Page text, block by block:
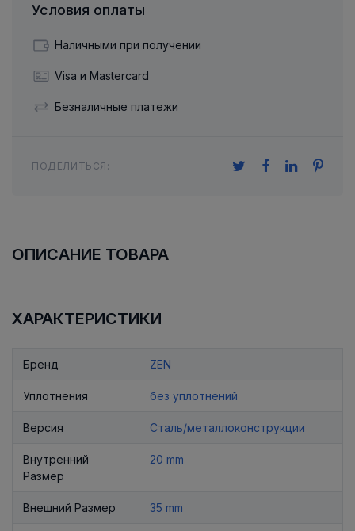
Условия оплаты
Наличными при получении
Visa и Mastercard
Безналичные платежи
ПОДЕЛИТЬСЯ:
ОПИСАНИЕ ТОВАРА
ХАРАКТЕРИСТИКИ
Бренд ZEN
Уплотнения без уплотнений
Версия Сталь/металлоконструкции
Внутренний
Размер
20 mm
Внешний Размер 35 mm